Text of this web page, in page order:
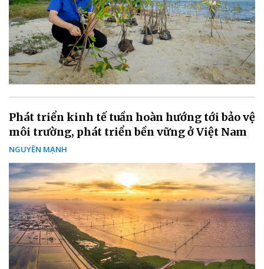
Phát triển kinh tế tuần hoàn hướng tới bảo vệ
môi trường, phát triển bền vững ở Việt Nam
NGUYÊN MẠNH